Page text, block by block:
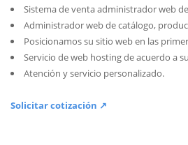
Sistema de venta administrador web
Administrador web de catálogo,
Posicionamos su sitio web en las
Servicio de web hosting de acuerdo a
Atención y servicio personalizado.
Solicitar cotización ↗